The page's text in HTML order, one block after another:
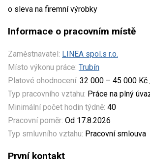
o sleva na firemní výrobky
Informace o pracovním místě
Zaměstnavatel: LINEA spol.s r.o.
Místo výkonu práce: Trubín
Platové ohodnocení: 32 000 – 45 000
Typ pracovního vztahu: Práce na plný
Minimální počet hodin týdně: 40
Pracovní poměr: Od 17.8.2026
Typ smluvního vztahu: Pracovní smlouva
První kontakt